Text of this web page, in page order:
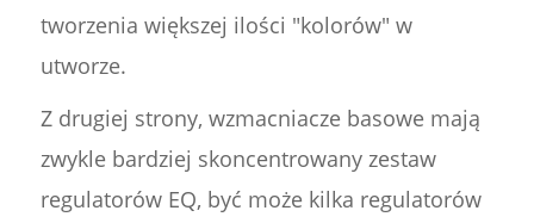
tworzenia większej ilości "kolorów" w
utworze.
Z drugiej strony, wzmacniacze basowe mają
zwykle bardziej skoncentrowany zestaw
regulatorów EQ, być może kilka regulatorów